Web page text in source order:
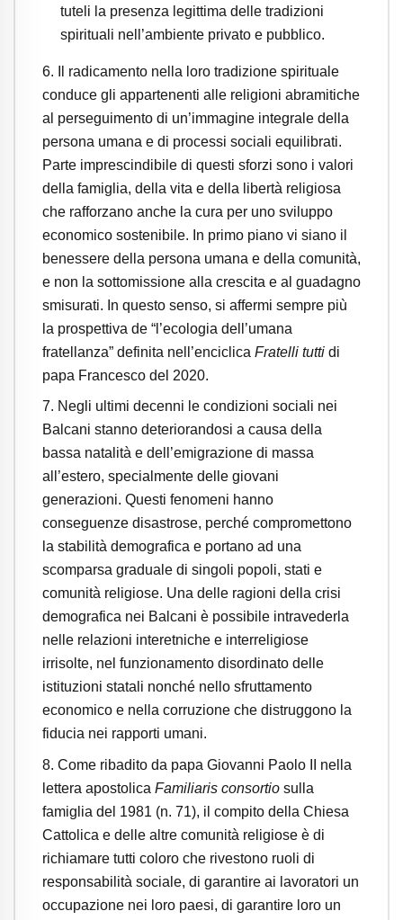
tuteli la presenza legittima delle tradizioni
spirituali nell’ambiente privato e pubblico.
6. Il radicamento nella loro tradizione spirituale
conduce gli appartenenti alle religioni abramitiche
al perseguimento di un’immagine integrale della
persona umana e di processi sociali equilibrati.
Parte imprescindibile di questi sforzi sono i valori
della famiglia, della vita e della libertà religiosa
che rafforzano anche la cura per uno sviluppo
economico sostenibile. In primo piano vi siano il
benessere della persona umana e della comunità,
e non la sottomissione alla crescita e al guadagno
smisurati. In questo senso, si affermi sempre più
la prospettiva de “l’ecologia dell’umana
fratellanza” definita nell’enciclica Fratelli tutti di
papa Francesco del 2020.
7. Negli ultimi decenni le condizioni sociali nei
Balcani stanno deteriorandosi a causa della
bassa natalità e dell’emigrazione di massa
all’estero, specialmente delle giovani
generazioni. Questi fenomeni hanno
conseguenze disastrose, perché compromettono
la stabilità demografica e portano ad una
scomparsa graduale di singoli popoli, stati e
comunità religiose. Una delle ragioni della crisi
demografica nei Balcani è possibile intravederla
nelle relazioni interetniche e interreligiose
irrisolte, nel funzionamento disordinato delle
istituzioni statali nonché nello sfruttamento
economico e nella corruzione che distruggono la
fiducia nei rapporti umani.
8. Come ribadito da papa Giovanni Paolo II nella
lettera apostolica Familiaris consortio sulla
famiglia del 1981 (n. 71), il compito della Chiesa
Cattolica e delle altre comunità religiose è di
richiamare tutti coloro che rivestono ruoli di
responsabilità sociale, di garantire ai lavoratori un
occupazione nei loro paesi, di garantire loro un